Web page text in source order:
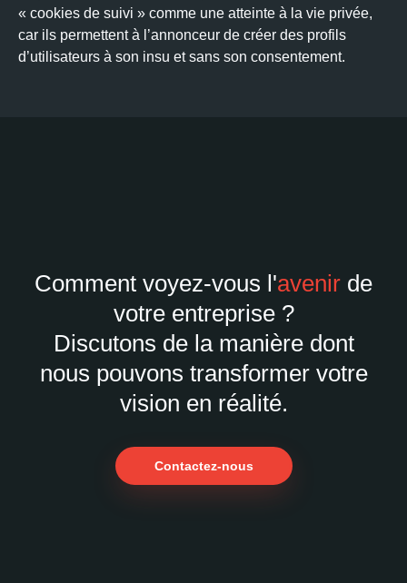
« cookies de suivi » comme une atteinte à la vie privée,
car ils permettent à l’annonceur de créer des profils
d’utilisateurs à son insu et sans son consentement.
Comment voyez-vous l'avenir de
votre entreprise ?
Discutons de la manière dont
nous pouvons transformer votre
vision en réalité.
Contactez-nous